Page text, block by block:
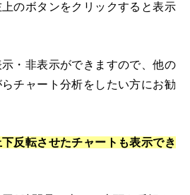
のボタンをクリックすると表示
・非表示ができますので、他の
チャート分析をしたい方にお勧
反転させたチャートも表示でき